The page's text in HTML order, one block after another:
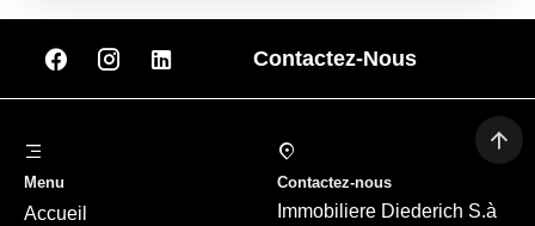
Contactez-Nous
Menu
Accueil
Contactez-nous
Immobiliere Diederich S.à